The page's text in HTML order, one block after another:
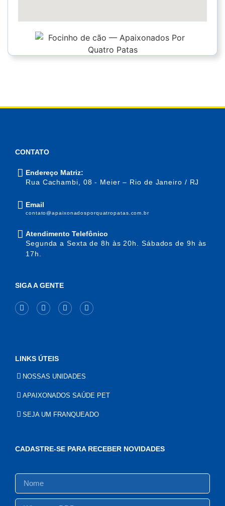
CONTATO
Endereço Matriz:
Rua Cachambi, 08 - Meier – Rio de Janeiro / RJ
Email
contato@apaixonadosporquatropatas.com.br
Atendimento Telefônico
Segunda a Sexta de 8h às 20h. Sábados de 9h às
17h.
SIGA A GENTE
LINKS ÚTEIS
NOSSAS UNIDADES
APAIXONADOS SAÚDE PET
SEJA UM FRANQUEADO
CADASTRE-SE PARA RECEBER NOVIDADES